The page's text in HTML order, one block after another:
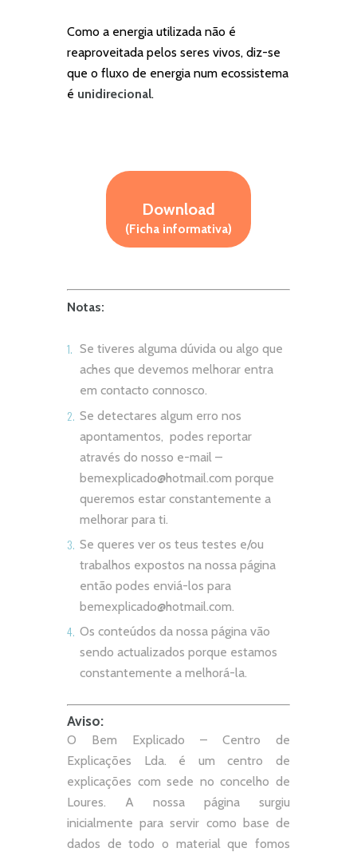
Como a energia utilizada não é
reaproveitada pelos seres vivos, diz-se
que o fluxo de energia num ecossistema
é unidirecional.
Download
(Ficha informativa)
Notas:
Se tiveres alguma dúvida ou algo que
aches que devemos melhorar entra
em contacto connosco.
Se detectares algum erro nos
apontamentos, podes reportar
através do nosso e-mail –
bemexplicado@hotmail.com porque
queremos estar constantemente a
melhorar para ti.
Se queres ver os teus testes e/ou
trabalhos expostos na nossa página
então podes enviá-los para
bemexplicado@hotmail.com.
Os conteúdos da nossa página vão
sendo actualizados porque estamos
constantemente a melhorá-la.
Aviso:
O Bem Explicado – Centro de
Explicações Lda. é um centro de
explicações com sede no concelho de
Loures. A nossa página surgiu
inicialmente para servir como base de
dados de todo o material que fomos